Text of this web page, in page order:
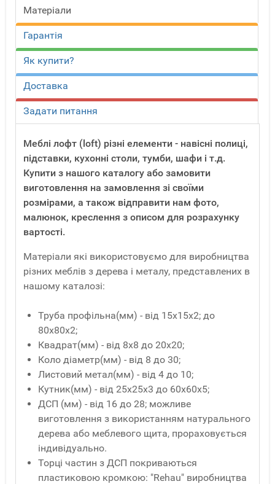
Матеріали
Гарантія
Як купити?
Доставка
Задати питання
Меблі лофт (loft) різні елементи - навісні полиці,
підставки, кухонні столи, тумби, шафи і т.д.
Купити з нашого каталогу або замовити
виготовлення на замовлення зі своїми
розмірами, а також відправити нам фото,
малюнок, креслення з описом для розрахунку
вартості.
Матеріали які використовуємо для виробництва
різних меблів з дерева і металу, представлених в
нашому каталозі:
Труба профільна(мм) - від 15x15x2; до
80x80x2;
Квадрат(мм) - від 8x8 до 20x20;
Коло діаметр(мм) - від 8 до 30;
Листовий метал(мм) - від 4 до 10;
Кутник(мм) - від 25x25x3 до 60x60x5;
ДСП (мм) - від 16 до 28; можливе
виготовлення з використанням натурального
дерева або меблевого щита, прораховується
індивідуально.
Торці частин з ДСП покриваються
пластиковою кромкою: "Rehau" виробництва